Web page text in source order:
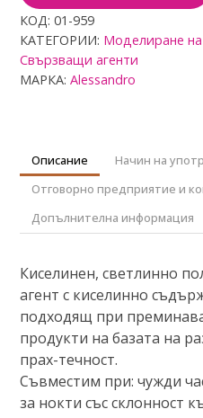
КОД:01-959
КАТЕГОРИИ: Моделиране
Свързващи агенти
МАРКА:Alessandro
Описание Начин на
Отговорно предприятие и
Допълнителна информация
Киселинен, светлинно
агент с киселинно
подходящ при
продукти на базата на
прах-течност.
Съвместим при: чужди
за нокти със склонност